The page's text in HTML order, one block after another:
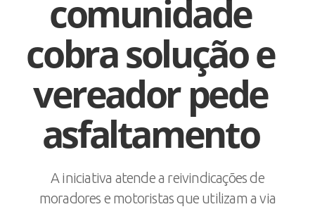
comunidade
cobra solução e
vereador pede
asfaltamento
A iniciativa atende a reivindicações de
moradores e motoristas que utilizam a via